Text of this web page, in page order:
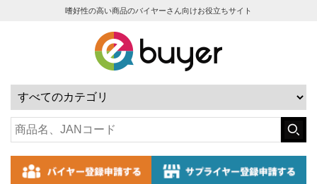
嗜好性の高い商品のバイヤーさん向けお役立ちサイト